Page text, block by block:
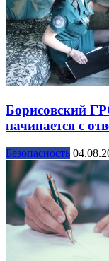
Борисовский
начинается с
Безопасность